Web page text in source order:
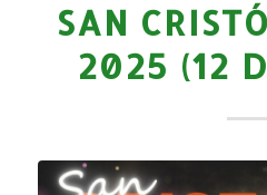
SAN
2025 (12